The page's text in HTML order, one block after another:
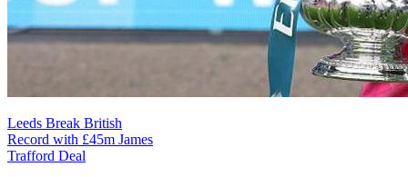
Leeds Break British
Record with £45m James
Trafford Deal